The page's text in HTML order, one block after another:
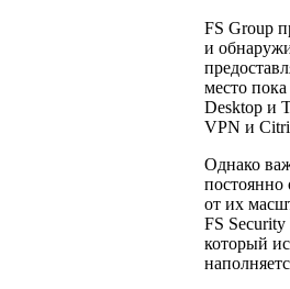
FS Group
и
место
Desktop и
VPN и
Однако
от их
FS
который